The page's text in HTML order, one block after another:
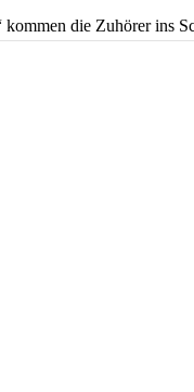
kommen die Zuhörer ins